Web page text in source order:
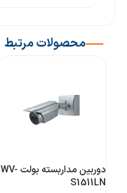
محصولات مرتبط
دوربین مداربسته بولت WV-
S1511LN